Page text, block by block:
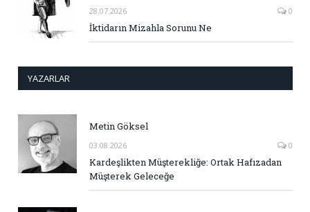
28.07.2026 0
İktidarın Mizahla Sorunu Ne
YAZARLAR
Metin Göksel
03.08.2026 0
Kardeşlikten Müşterekliğe: Ortak Hafızadan
Müşterek Geleceğe